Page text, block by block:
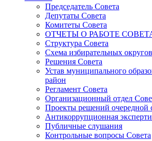
Председатель Совета
Депутаты Совета
Комитеты Совета
ОТЧЕТЫ О РАБОТЕ
Структура Совета
Схема избирательных округов
Решения Совета
Устав муниципального
район
Регламент Совета
Организационный отдел
Проекты решений очередной
Антикоррупционная
Публичные слушания
Контрольные вопросы Совета